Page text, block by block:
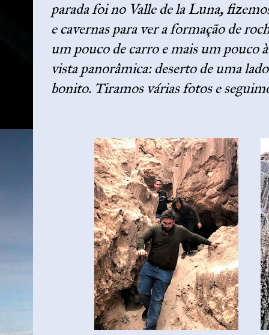
parada foi no Valle de la Luna,
e cavernas para ver a formação de
um pouco de carro e mais um pouco
vista panorâmica: deserto de uma
bonito. Tiramos várias fotos e